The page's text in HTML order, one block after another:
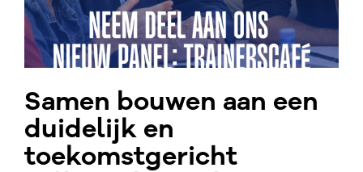
Samen bouwen aan een
duidelijk en
toekomstgericht